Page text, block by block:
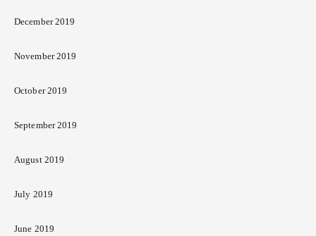
December 2019
November 2019
October 2019
September 2019
August 2019
July 2019
June 2019